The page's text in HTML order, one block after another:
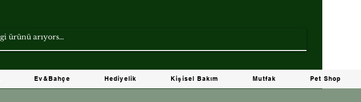
Ev&Bahçe Hediyelik Kişisel Bakım Mutfak Pet Shop